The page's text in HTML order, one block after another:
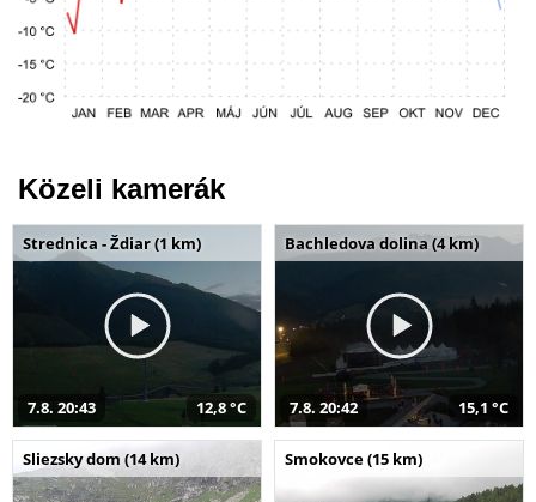
Közeli kamerák
Strednica - Ždiar (1 km)
7.8. 20:43 12,8 °C
Bachledova dolina (4 km)
7.8. 20:42 15,1 °C
Sliezsky dom (14 km) Smokovce (15 km)